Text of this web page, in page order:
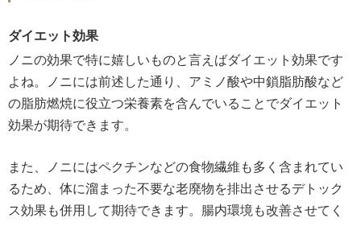
ダイエット効果
ノニの効果で特に嬉しいものと言えばダイエット効果です
よね。ノニには前述した通り、アミノ酸や中鎖脂肪酸など
の脂肪燃焼に役立つ栄養素を含んでいることでダイエット
効果が期待できます。
また、ノニにはペクチンなどの食物繊維も多く含まれてい
るため、体に溜まった不要な老廃物を排出させるデトック
ス効果も併用して期待できます。腸内環境も改善させてく